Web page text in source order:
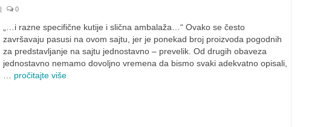
| 0
„…i razne specifične kutije i slična ambalaža…“ Ovako se često
završavaju pasusi na ovom sajtu, jer je ponekad broj proizvoda pogodnih
za predstavljanje na sajtu jednostavno – prevelik. Od drugih obaveza
jednostavno nemamo dovoljno vremena da bismo svaki adekvatno opisali,
pročitajte više